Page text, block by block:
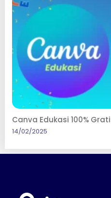
Canva Edukasi 100%
14/02/2025